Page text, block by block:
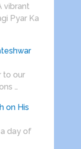
vibrant
Pyar Ka
to our
…
on His
a day of